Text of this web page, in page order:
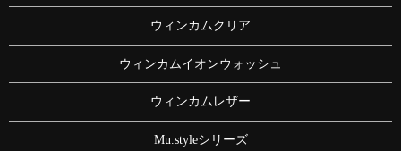
ウィンカムクリア
ウィンカムイオンウォッシュ
ウィンカムレザー
Mu.styleシリーズ